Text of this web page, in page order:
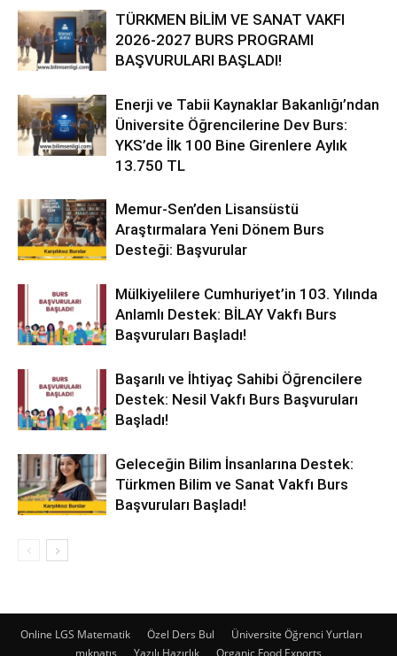
TÜRKMEN BİLİM VE SANAT VAKFI
2026-2027 BURS PROGRAMI
BAŞVURULARI BAŞLADI!
Enerji ve Tabii Kaynaklar Bakanlığı’ndan
Üniversite Öğrencilerine Dev Burs:
YKS’de İlk 100 Bine Girenlere Aylık
13.750 TL
Memur-Sen’den Lisansüstü
Araştırmalara Yeni Dönem Burs
Desteği: Başvurular
Mülkiyelilere Cumhuriyet’in 103. Yılında
Anlamlı Destek: BİLAY Vakfı Burs
Başvuruları Başladı!
Başarılı ve İhtiyaç Sahibi Öğrencilere
Destek: Nesil Vakfı Burs Başvuruları
Başladı!
Geleceğin Bilim İnsanlarına Destek:
Türkmen Bilim ve Sanat Vakfı Burs
Başvuruları Başladı!
Online LGS Matematik Özel Ders Bul
Üniversite Öğrenci Yurtları
mıknatıs
Yazılı Hazırlık Organic Food Exports